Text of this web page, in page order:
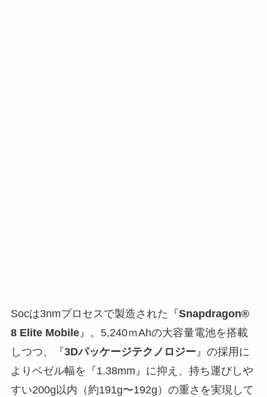
Socは3nmプロセスで製造された『Snapdragon®
8 Elite Mobile』。5,240ｍAhの大容量電池を搭載
しつつ、『3Dパッケージテクノロジー』の採用に
よりベゼル幅を『1.38mm』に抑え、持ち運びしや
すい200g以内（約191g〜192g）の重さを実現して